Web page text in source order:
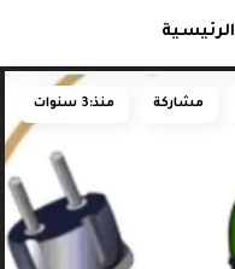
مشاركة منذ:3 سنوات
الرئيسية